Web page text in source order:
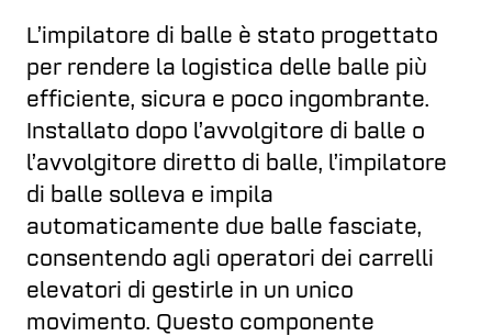
L’impilatore di balle è stato progettato
per rendere la logistica delle balle più
efficiente, sicura e poco ingombrante.
Installato dopo l’avvolgitore di balle o
l’avvolgitore diretto di balle, l’impilatore
di balle solleva e impila
automaticamente due balle fasciate,
consentendo agli operatori dei carrelli
elevatori di gestirle in un unico
movimento. Questo componente